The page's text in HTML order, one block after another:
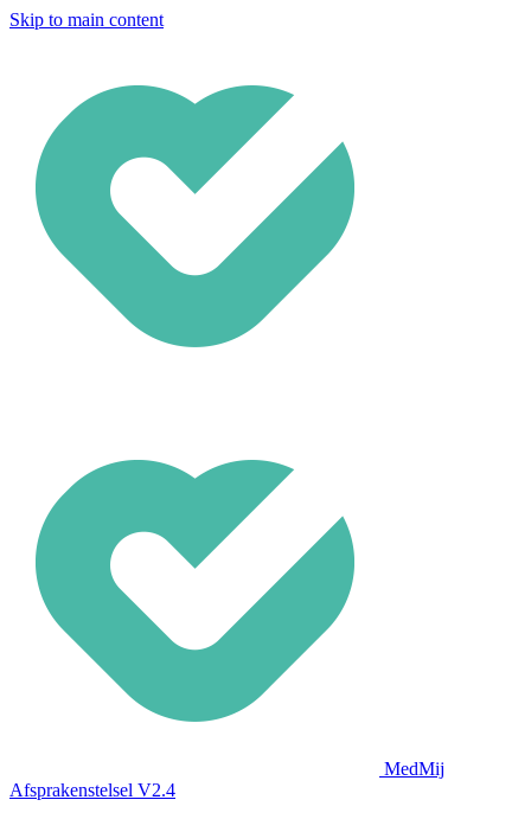
Skip to main content
MedMij
Afsprakenstelsel V2.4